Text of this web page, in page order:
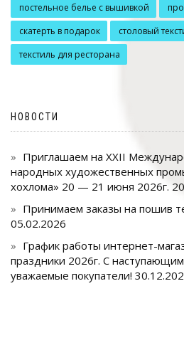
постельное белье с вышивкой
скатерть в подарок
столовый
текстиль для ресторана
НОВОСТИ
Приглашаем на XXII
народных художественных
хохлома» 20 — 21 июня 2026г.
Принимаем заказы на пошив
05.02.2026
График работы интернет-
праздники 2026г. С
уважаемые покупатели!